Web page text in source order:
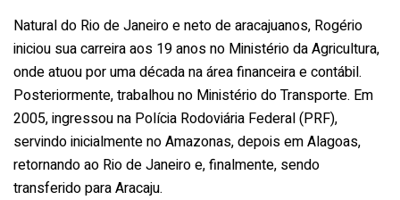
Natural do Rio de Janeiro e neto de aracajuanos, Rogério
iniciou sua carreira aos 19 anos no Ministério da Agricultura,
onde atuou por uma década na área financeira e contábil.
Posteriormente, trabalhou no Ministério do Transporte. Em
2005, ingressou na Polícia Rodoviária Federal (PRF),
servindo inicialmente no Amazonas, depois em Alagoas,
retornando ao Rio de Janeiro e, finalmente, sendo
transferido para Aracaju.